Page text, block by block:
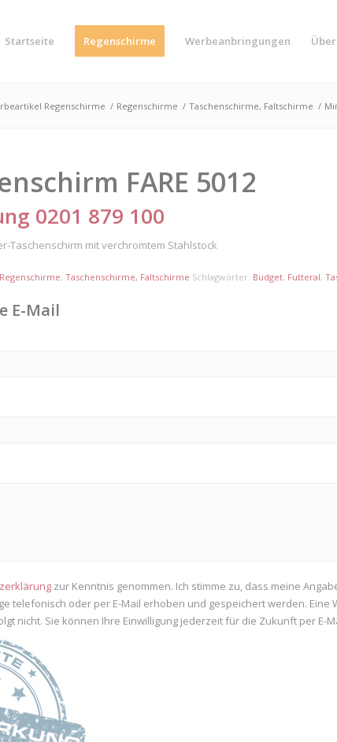
Startseite Regenschirme Werbeanbringungen
Regenschirme / Regenschirme / Taschenschirme, Faltschirme /
FARE 5012
0201 879 100
Taschenschirm mit verchromtem Stahlstock
Regenschirme,Taschenschirme, Faltschirme Schlagwörter: Budget, Futteral,
E-Mail
zur Kenntnis genommen. Ich stimme zu, dass meine
telefonisch oder per E-Mail erhoben und gespeichert werden. Eine
nicht. Sie können Ihre Einwilligung jederzeit für die Zukunft per E-